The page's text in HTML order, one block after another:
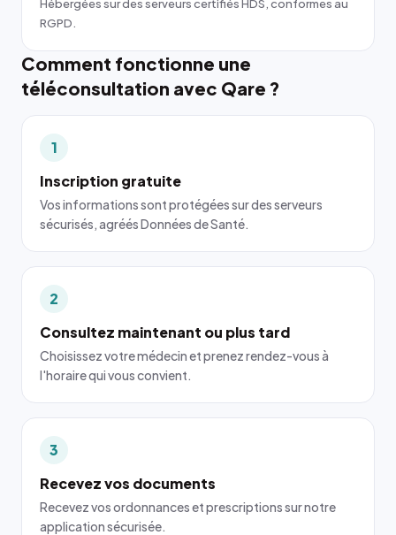
Hébergées sur des serveurs certifiés HDS, conformes au
RGPD.
Comment fonctionne une
téléconsultation avec Qare ?
1
Inscription gratuite
Vos informations sont protégées sur des serveurs
sécurisés, agréés Données de Santé.
2
Consultez maintenant ou plus tard
Choisissez votre médecin et prenez rendez-vous à
l'horaire qui vous convient.
3
Recevez vos documents
Recevez vos ordonnances et prescriptions sur notre
application sécurisée.